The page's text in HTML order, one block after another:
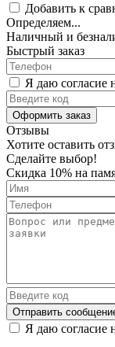
Добавить к
Определяем...
Наличный и
Быстрый заказ
Я даю согласие
Оформить заказ
Отзывы
Хотите оставить
Сделайте выбор!
Скидка 10% на
Отправить
Я даю согласие